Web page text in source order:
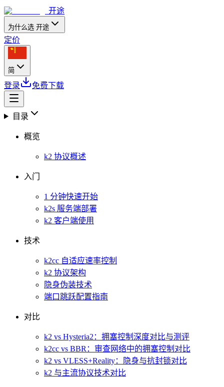
开途
为什么选 开途
定价
简
登录 免费下载
目录
概览
k2 协议概述
入门
1 分钟快速开始
k2s 服务端部署
k2 客户端使用
技术
k2cc 自适应速率控制
k2 协议架构
隐身伪装技术
端口跳跃配置指南
对比
k2 vs Hysteria2：拥塞控制深度对比与测评
k2cc vs BBR：审查网络中的拥塞控制对比
k2 vs VLESS+Reality：隐身与抗封锁对比
k2 与主流协议技术对比